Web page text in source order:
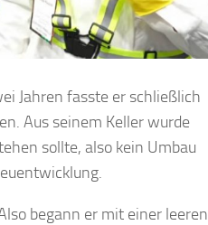
Jahren fasste er schließlich
Aus seinem Keller wurde
sollte, also kein Umbau
begann er mit einer leeren